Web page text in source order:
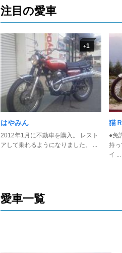
注目の愛車
+1
はやみん
2012年1月に不動車を購入。 レスト
アして乗れるようになりました。 ...
猫Ｒ
●免
持
イ ...
愛車一覧